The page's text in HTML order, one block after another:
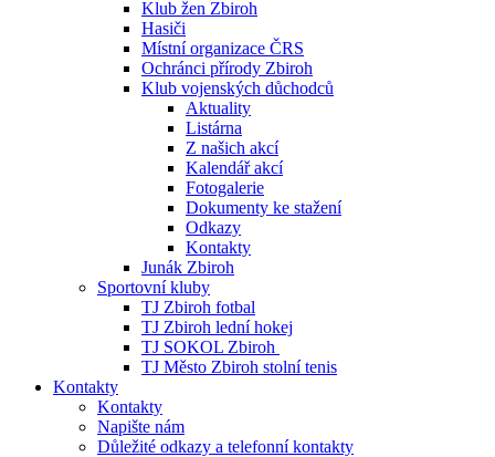
Klub žen Zbiroh
Hasiči
Místní organizace ČRS
Ochránci přírody Zbiroh
Klub vojenských důchodců
Aktuality
Listárna
Z našich akcí
Kalendář akcí
Fotogalerie
Dokumenty ke stažení
Odkazy
Kontakty
Junák Zbiroh
Sportovní kluby
TJ Zbiroh fotbal
TJ Zbiroh lední hokej
TJ SOKOL Zbiroh
TJ Město Zbiroh stolní tenis
Kontakty
Kontakty
Napište nám
Důležité odkazy a telefonní kontakty